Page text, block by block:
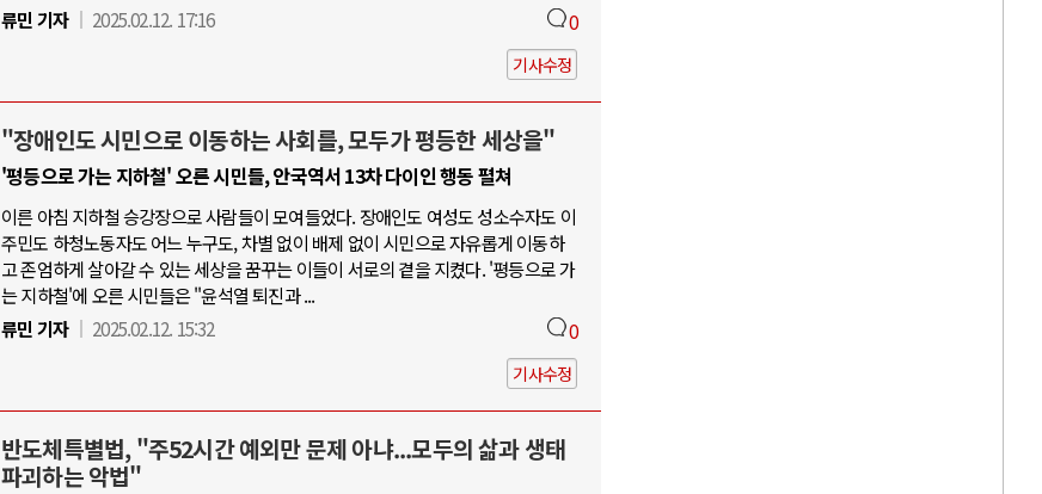
류민 기자
2025.02.12. 17:16 0
기사수정
"장애인도 시민으로 이동하는 사회를, 모두가 평등한 세상을"
'평등으로 가는 지하철' 오른 시민들, 안국역서 13차 다이인 행동 펼쳐
이른 아침 지하철 승강장으로 사람들이 모여들었다. 장애인도 여성도 성소수자도 이
주민도 하청노동자도 어느 누구도, 차별 없이 배제 없이 시민으로 자유롭게 이동하
고 존엄하게 살아갈 수 있는 세상을 꿈꾸는 이들이 서로의 곁을 지켰다. '평등으로 가
는 지하철'에 오른 시민들은 "윤석열 퇴진과 ...
류민 기자
2025.02.12. 15:32 0
기사수정
반도체특별법, "주52시간 예외만 문제 아냐...모두의 삶과 생태
파괴하는 악법"